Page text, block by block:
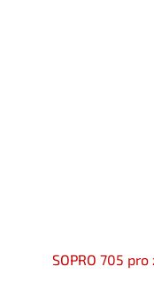
SOPRO 705